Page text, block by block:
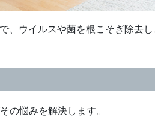
ウイルスや菌を根こそぎ除去
の悩みを解決します。